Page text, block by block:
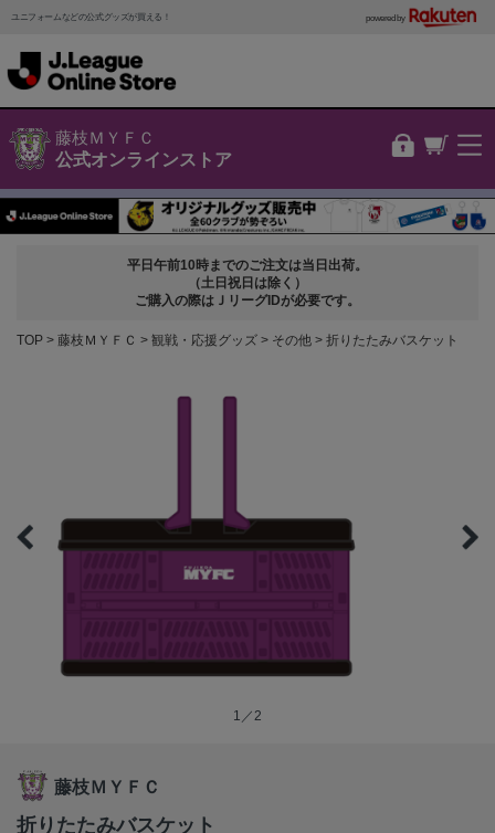
ユニフォームなどの公式グッズが買える！ powered by
藤枝ＭＹＦＣ
公式オンラインストア
平日午前10時までのご注文は当日出荷。
（土日祝日は除く）
ご購入の際はＪリーグIDが必要です。
TOP 藤枝ＭＹＦＣ 観戦・応援グッズ その他 折りたたみバスケット
1／2
藤枝ＭＹＦＣ
折りたたみバスケット